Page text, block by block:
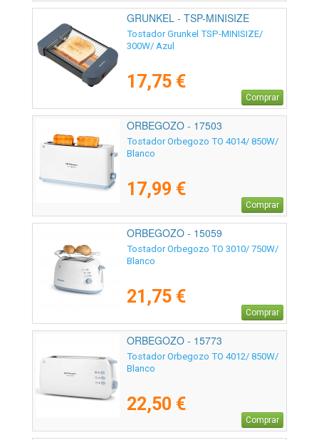
GRUNKEL - TSP-MINISIZE
Tostador Grunkel TSP-MINISIZE/
300W/ Azul
17,75 €
Comprar
ORBEGOZO - 17503
Tostador Orbegozo TO 4014/ 850W/
Blanco
17,99 €
Comprar
ORBEGOZO - 15059
Tostador Orbegozo TO 3010/ 750W/
Blanco
21,75 €
Comprar
ORBEGOZO - 15773
Tostador Orbegozo TO 4012/ 850W/
Blanco
22,50 €
Comprar